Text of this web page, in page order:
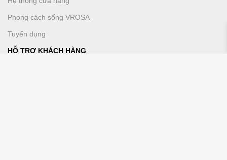
Phong cách sống VROSA
Tuyển dụng
HỖ TRỢ KHÁCH HÀNG